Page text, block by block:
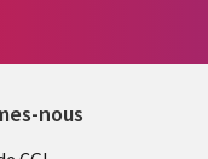
nous